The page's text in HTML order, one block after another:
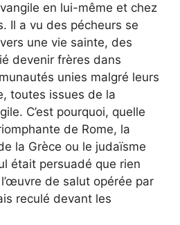
en lui-même et chez
Il a vu des pécheurs se
une vie sainte, des
devenir frères dans
unies malgré leurs
toutes issues de la
C’est pourquoi, quelle
de Rome, la
la Grèce ou le judaïsme
était persuadé que rien
de salut opérée par
reculé devant les